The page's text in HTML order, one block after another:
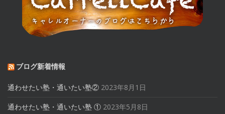
ブログ新着情報
通わせたい塾・通いたい塾② 2023年8月1日
通わせたい塾・通いたい塾 ① 2023年5月8日